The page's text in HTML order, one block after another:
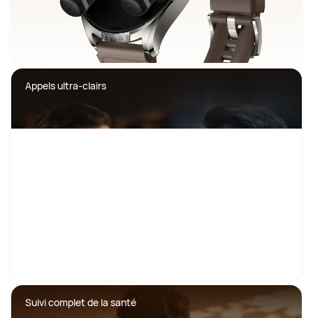
Appels ultra-clairs
Suivi complet de la santé